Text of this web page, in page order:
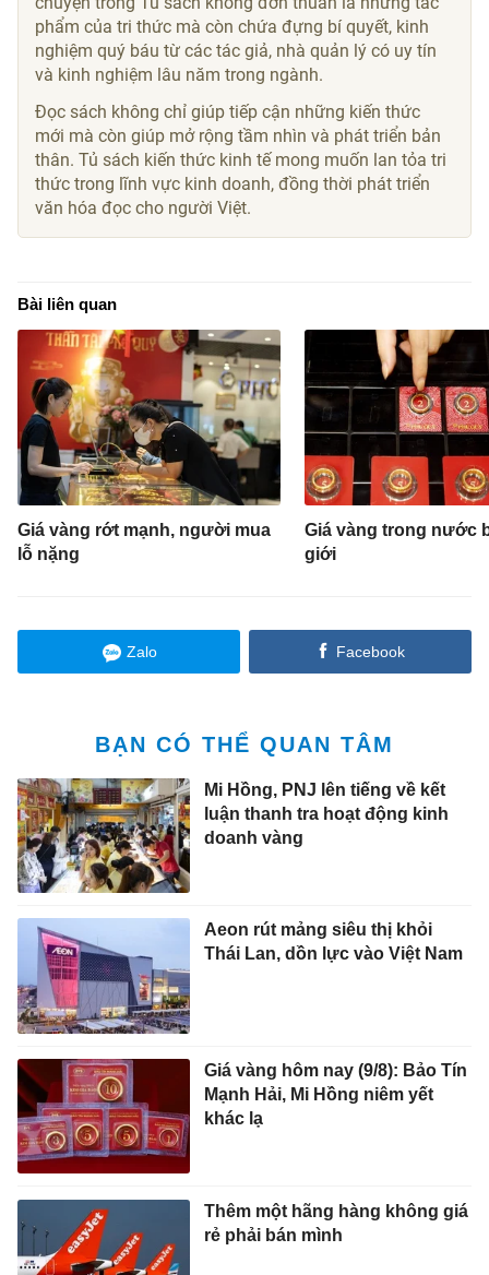
phẩm của tri thức mà còn chứa đựng bí quyết, kinh
nghiệm quý báu từ các tác giả, nhà quản lý có uy tín
và kinh nghiệm lâu năm trong ngành.
Đọc sách không chỉ giúp tiếp cận những kiến thức
mới mà còn giúp mở rộng tầm nhìn và phát triển bản
thân. Tủ sách kiến thức kinh tế mong muốn lan tỏa tri
thức trong lĩnh vực kinh doanh, đồng thời phát triển
văn hóa đọc cho người Việt.
Bài liên quan
Giá vàng rớt mạnh, người mua
lỗ nặng
Giá vàng trong nước
giới
Zalo Facebook
BẠN CÓ THỂ QUAN TÂM
Mi Hồng, PNJ lên tiếng về kết
luận thanh tra hoạt động kinh
doanh vàng
Aeon rút mảng siêu thị khỏi
Thái Lan, dồn lực vào Việt Nam
Giá vàng hôm nay (9/8): Bảo Tín
Mạnh Hải, Mi Hồng niêm yết
khác lạ
Thêm một hãng hàng không giá
rẻ phải bán mình